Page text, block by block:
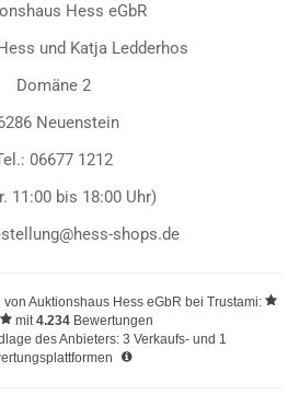
Hess eGbR
und Katja Ledderhos
Domäne 2
Neuenstein
06677 1212
11:00 bis 18:00 Uhr)
shops.de
von Auktionshaus Hess eGbR bei Trustami:
mit4.234 Bewertungen
des Anbieters: 3 Verkaufs- und 1